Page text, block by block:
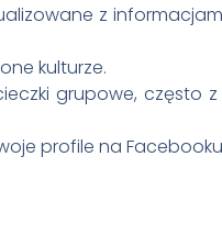
z
kulturze.
grupowe, często
profile na